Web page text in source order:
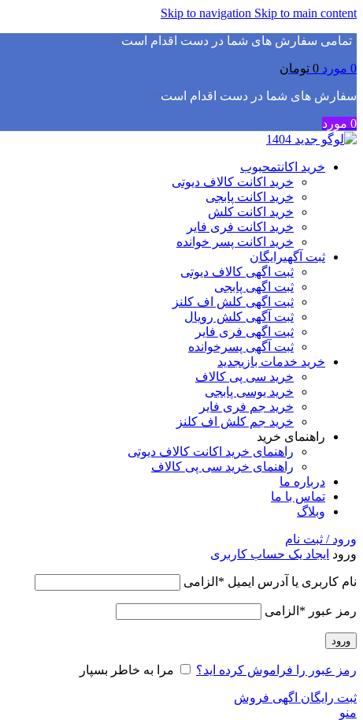
Skip to navigation Skip to main content
▫️تمامی سفارش های شما در دست اقدام است✅
0 مورد 0 تومان
سفارش های شما در دست اقدام است✅
0 مورد
خرید اکانتمحبوب
خرید اکانت کالاف دیوتی
خرید اکانت پابجی
خرید اکانت کلش
خرید اکانت فری فایر
خرید اکانت پسر خوانده
ثبت آگهیرایگان
ثبت اگهی کالاف دیوتی
ثبت اگهی پابجی
ثبت اگهی کلش اف کلنز
ثبت آگهی کلش رویال
ثبت اگهی فری فایر
ثبت آگهی پسرخوانده
خرید خدمات بازیجدید
خرید سی پی کالاف
خرید یوسی پابجی
خرید جم فری فایر
خرید جم کلش اف کلنز
راهنمای خرید
راهنمای خرید اکانت کالاف دیوتی
راهنمای خرید سی پی کالاف
درباره ما
تماس با ما
وبلاگ
ورود / ثبت نام
ورود ایجاد یک حساب کاربری
نام کاربری یا آدرس ایمیل * الزامی
رمز عبور * الزامی
ورود
رمز عبور را فراموش کرده اید؟ مرا به خاطر بسپار
ثبت رایگان اگهی فروش
منو